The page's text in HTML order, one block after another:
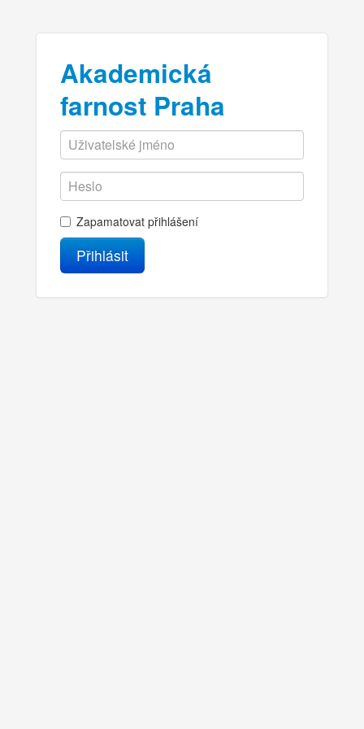
Akademická
farnost Praha
Zapamatovat přihlášení
Přihlásit